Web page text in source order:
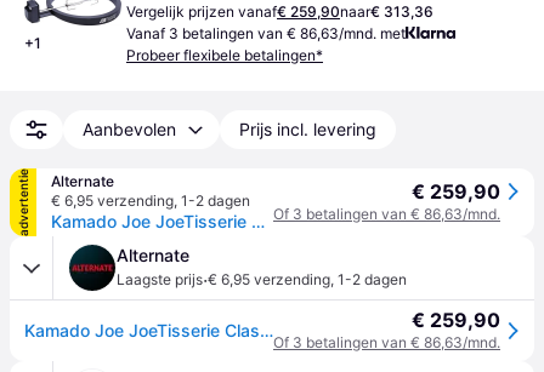
+1
Vergelijk prijzen vanaf€ 259,90naar€ 313,36
Vanaf 3 betalingen van € 86,63/mnd. met
Probeer flexibele betalingen*
Aanbevolen Prijs incl. levering
advertentie
Alternate
€ 6,95 verzending, 1-2 dagen
Kamado Joe JoeTisserie Classic rotisserie
€ 259,90
Of 3 betalingen van € 86,63/mnd.
Alternate
Laagste prijs·€ 6,95 verzending, 1-2 dagen
Kamado Joe JoeTisserie Classic rotisserie € 259,90
Of 3 betalingen van € 86,63/mnd.